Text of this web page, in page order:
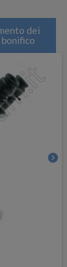
dei
chevron_right